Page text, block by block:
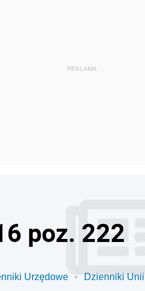
poz. 222
Urzędowe Dzienniki